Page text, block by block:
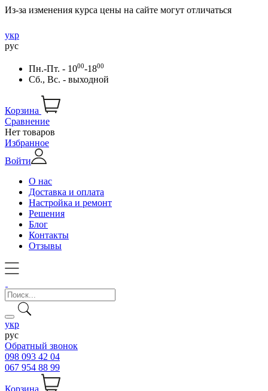
Из-за изменения курса цены на сайте могут отличаться
укр
рус
Пн.-Пт. - 1000-1800
Сб., Вс. - выходной
Корзина
Сравнение
Нет товаров
Избранное
Войти
О нас
Доставка и оплата
Настройка и ремонт
Решения
Блог
Контакты
Отзывы
укр
рус
Обратный звонок
098 093 42 04
067 954 88 99